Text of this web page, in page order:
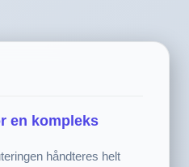
en kompleks
håndteres helt